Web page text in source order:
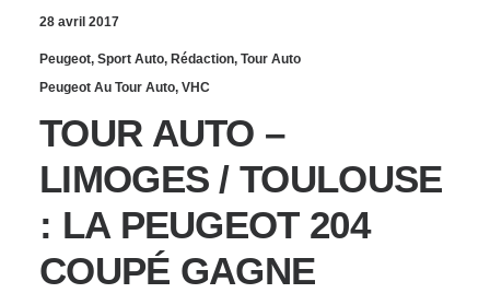
28 avril 2017
Peugeot, Sport Auto, Rédaction, Tour Auto
Peugeot Au Tour Auto, VHC
TOUR AUTO –
LIMOGES / TOULOUSE
: LA PEUGEOT 204
COUPÉ GAGNE